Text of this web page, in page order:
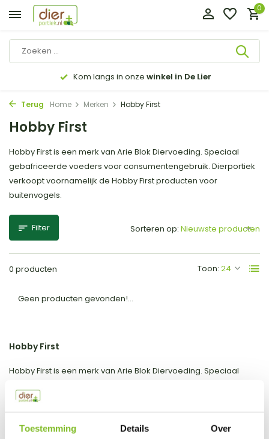
Toestemming Details Over
0
Kom langs in onze winkel in De Lier
Terug Home Merken Hobby First
Hobby First
Hobby First is een merk van Arie Blok Diervoeding. Speciaal
gebafriceerde voeders voor consumentengebruik. Dierportiek
verkoopt voornamelijk de Hobby First producten voor
buitenvogels.
Filter
0 producten Toon:
Sorteren op:
Geen producten gevonden!...
Hobby First
Hobby First is een merk van Arie Blok Diervoeding. Speciaal
verkoopt voornamelijk de Hobby First producten voor
buitenvogels.